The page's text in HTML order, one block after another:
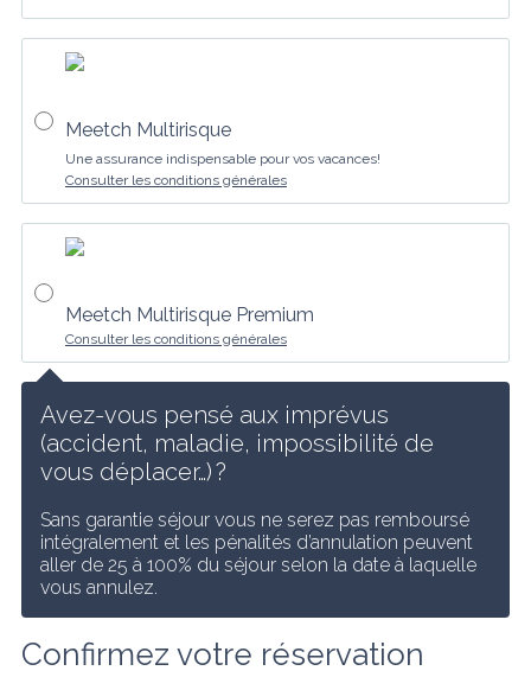
Meetch Multirisque
Une assurance indispensable pour vos vacances!
Consulter les conditions générales
Meetch Multirisque Premium
Consulter les conditions générales
Avez-vous pensé aux imprévus
(accident, maladie, impossibilité de
vous déplacer…) ?
Sans garantie séjour vous ne serez pas remboursé
intégralement et les pénalités d’annulation peuvent
aller de 25 à 100% du séjour selon la date à laquelle
vous annulez.
Confirmez votre réservation